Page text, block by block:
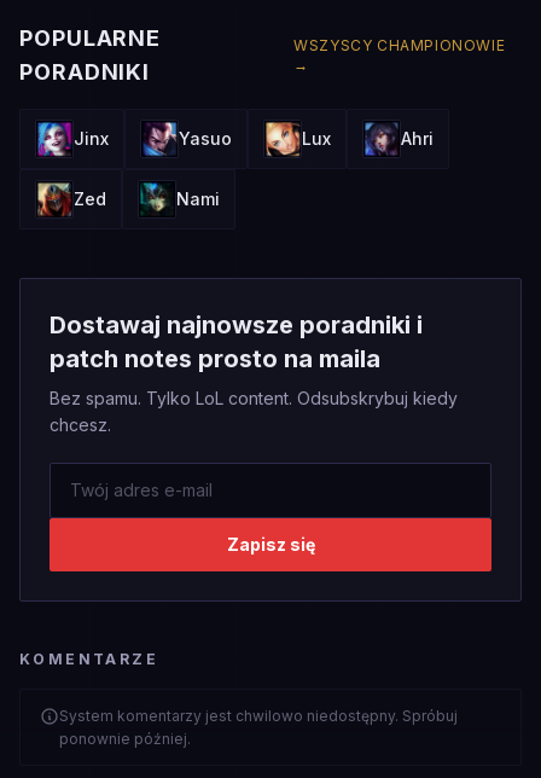
POPULARNE
PORADNIKI
WSZYSCY CHAMPIONOWIE
→
Jinx Yasuo Lux Ahri
Zed Nami
Dostawaj najnowsze poradniki i
patch notes prosto na maila
Bez spamu. Tylko LoL content. Odsubskrybuj kiedy
chcesz.
Zapisz się
KOMENTARZE
System komentarzy jest chwilowo niedostępny. Spróbuj
ponownie później.